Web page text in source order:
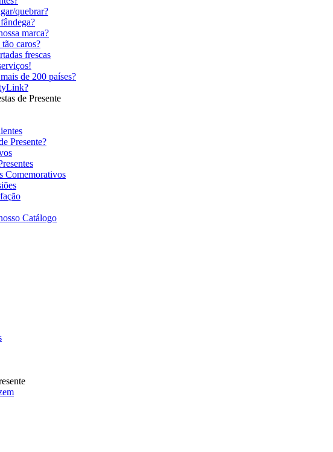
quebrar?
marca?
tão caros?
frescas
de 200 países?
de Presente
Presente?
Comemorativos
Catálogo